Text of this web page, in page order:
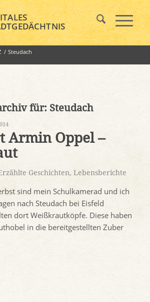
/ Steudach
für: Steudach
Armin Oppel –
Geschichten, Lebensberichte
sind mein Schulkamerad und ich
nach Steudach bei Eisfeld
dort Weißkrautköpfe. Diese haben
in die bereitgestellten Zuber